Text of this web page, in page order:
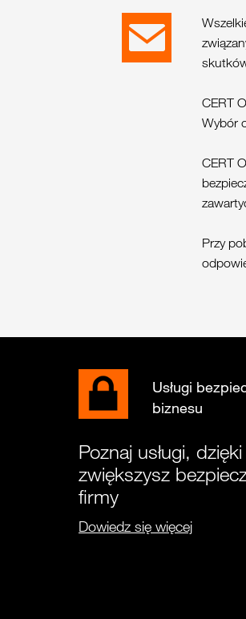
CERT
Wybór
CERT
Przy
Usługi
biznesu
Poznaj usługi,
zwiększysz
firmy
Dowiedz się więcej